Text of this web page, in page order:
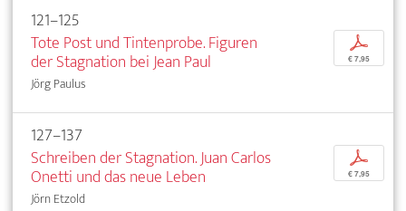
121–125
Tote Post und Tintenprobe. Figuren
der Stagnation bei Jean Paul
Jörg Paulus
p
€ 7,95
127–137
Schreiben der Stagnation. Juan Carlos
Onetti und das neue Leben
Jörn Etzold
p
€ 7,95